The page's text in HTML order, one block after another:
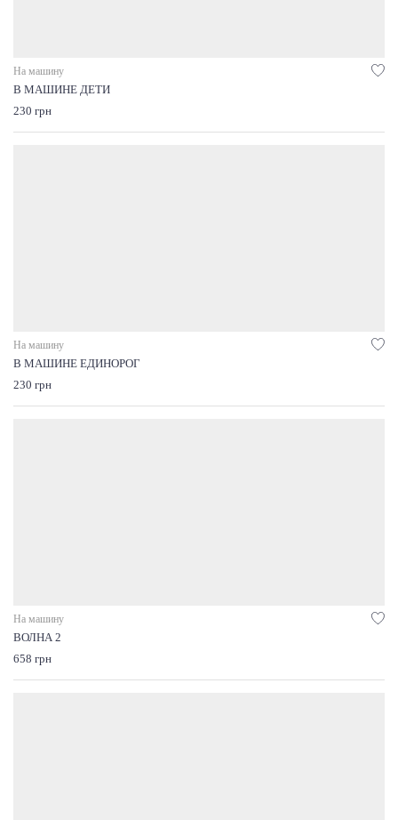
На машину
В МАШИНЕ ДЕТИ
230 грн
На машину
В МАШИНЕ ЕДИНОРОГ
230 грн
На машину
ВОЛНА 2
658 грн